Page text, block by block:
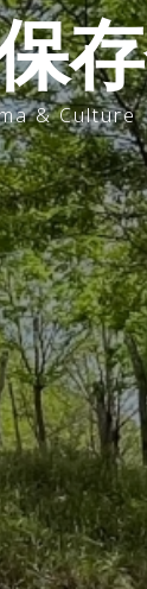
& Culture